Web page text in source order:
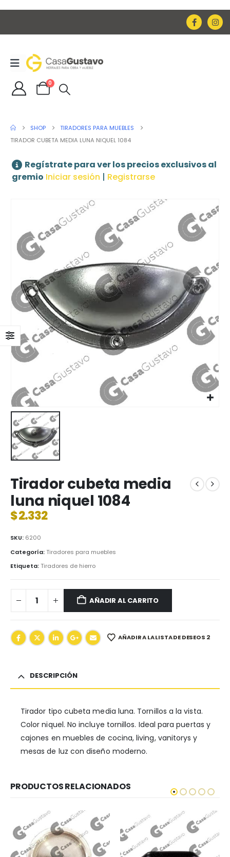
0
SHOP
TIRADORES PARA MUEBLES
TIRADOR CUBETA MEDIA LUNA NIQUEL 1084
Regístrate para ver los precios exclusivos al
gremio Iniciar sesión | Registrarse
Tirador cubeta media
luna niquel 1084
$2.332
SKU: 6200
Categoría:Tiradores para muebles
Etiqueta:Tiradores de hierro
AÑADIR AL CARRITO
AÑADIR A LA LISTA DE DESEOS 2
DESCRIPCIÓN
Tirador tipo cubeta media luna. Tornillos a la vista.
Color niquel. No incluye tornillos. Ideal para puertas y
cajones en muebles de cocina, living, vanitorys y
mesas de luz con diseño moderno.
PRODUCTOS RELACIONADOS